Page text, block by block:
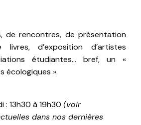
de rencontres, de présentation
d’exposition d’artistes
étudiantes… bref, un «
écologiques ».
: 13h30 à 19h30 (voir
dans nos dernières